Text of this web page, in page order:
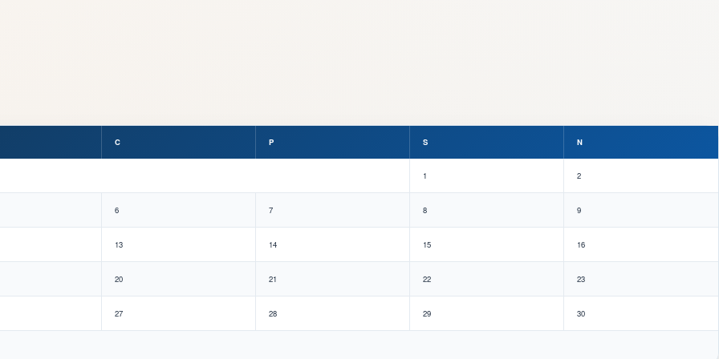
C P S N
1 2
6 7 8 9
13 14 15 16
20 21 22 23
27 28 29 30